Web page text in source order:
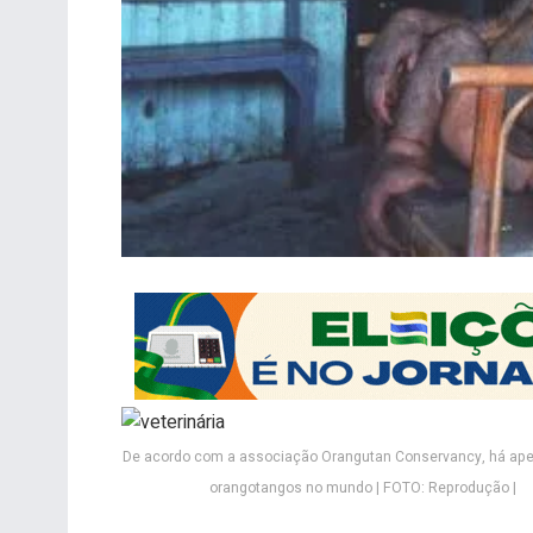
De acordo com a associação Orangutan Conservancy, há
orangotangos no mundo | FOTO: Reprodução |